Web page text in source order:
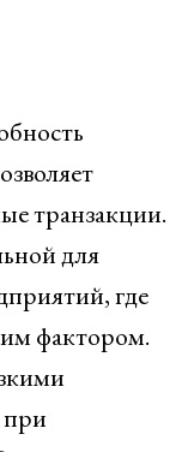
транзакции.
для
где
фактором.